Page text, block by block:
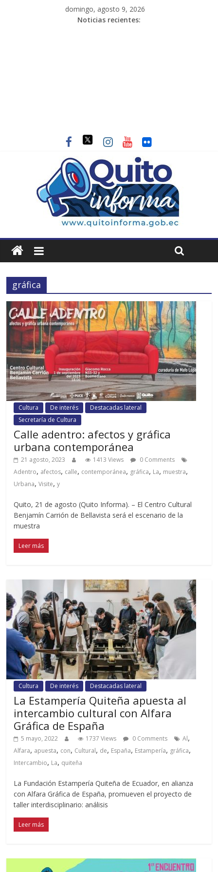
domingo, agosto 9, 2026
Noticias recientes:
gráfica
Cultura De interés
Destacadas lateral
Secretaría de Cultura
Calle adentro: afectos y gráfica
urbana contemporánea
21 agosto, 2023 1413 Views
0 Comments
Adentro, afectos, calle, contemporánea, gráfica, La, muestra,
Urbana,Visite,y
Quito, 21 de agosto (Quito Informa). – El Centro Cultural
Benjamín Carrión de Bellavista será el escenario de la
muestra
Leer más
Cultura De interés Destacadas lateral
La Estampería Quiteña apuesta al
intercambio cultural con Alfara
Gráfica de España
5 mayo, 2022 1737 Views 0 Comments Al,
Alfara, apuesta, con, Cultural, de, España, Estampería, gráfica,
Intercambio, La, quiteña
La Fundación Estampería Quiteña de Ecuador, en alianza
con Alfara Gráfica de España, promueven el proyecto de
taller interdisciplinario: análisis
Leer más